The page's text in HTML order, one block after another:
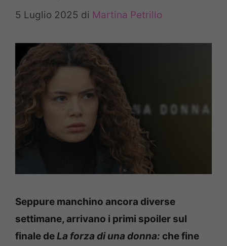
5 Luglio 2025 di Martina Petrillo
Seppure manchino ancora diverse
settimane, arrivano i primi spoiler sul
finale deLa forza di una donna: che fine